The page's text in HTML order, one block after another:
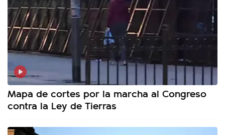
Mapa de cortes por la marcha al Congreso
contra la Ley de Tierras